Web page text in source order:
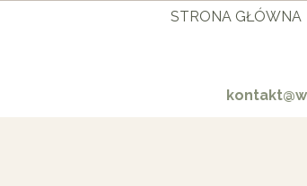
STRONA GŁÓWNA